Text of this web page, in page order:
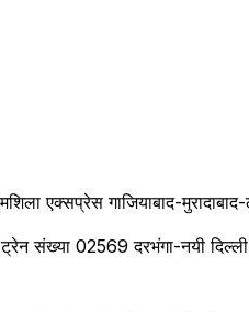
एक्सप्रेस गाजियाबाद-
02569 दरभंगा-नयी दिल्ली